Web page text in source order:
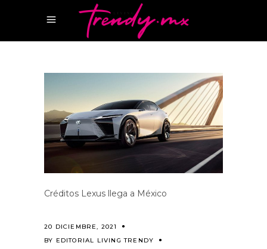
Créditos Lexus llega a México
20 DICIEMBRE, 2021
BY EDITORIAL LIVING TRENDY